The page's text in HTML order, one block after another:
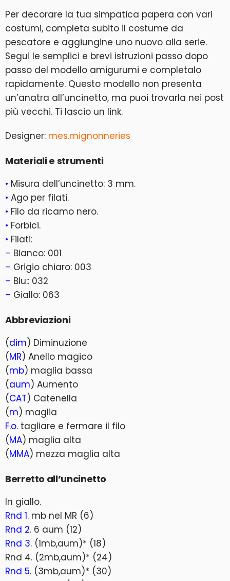
Per decorare la tua simpatica papera con vari
costumi, completa subito il costume da
pescatore e aggiungine uno nuovo alla serie.
Segui le semplici e brevi istruzioni passo dopo
passo del modello amigurumi e completalo
rapidamente. Questo modello non presenta
un’anatra all’uncinetto, ma puoi trovarla nei post
più vecchi. Ti lascio un link.
Designer: mes.mignonneries
Materiali e strumenti
• Misura dell’uncinetto: 3 mm.
• Ago per filati.
• Filo da ricamo nero.
• Forbici.
• Filati:
– Bianco: 001
– Grigio chiaro: 003
– Blu:: 032
– Giallo: 063
Abbreviazioni
(dim) Diminuzione
(MR) Anello magico
(mb) maglia bassa
(aum) Aumento
(CAT) Catenella
(m) maglia
F.o. tagliare e fermare il filo
(MA) maglia alta
(MMA) mezza maglia alta
Berretto all’uncinetto
In giallo.
Rnd 1. mb nel MR (6)
Rnd 2. 6 aum (12)
Rnd 3. (1mb,aum)* (18)
Rnd 4. (2mb,aum)* (24)
Rnd 5. (3mb,aum)* (30)